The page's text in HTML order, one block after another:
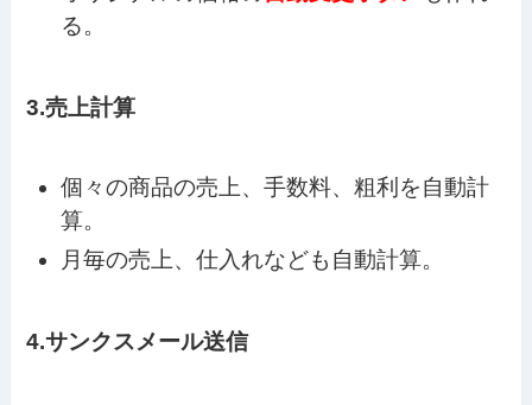
る。
3.売上計算
個々の商品の売上、手数料、粗利を自動計
算。
月毎の売上、仕入れなども自動計算。
4.サンクスメール送信